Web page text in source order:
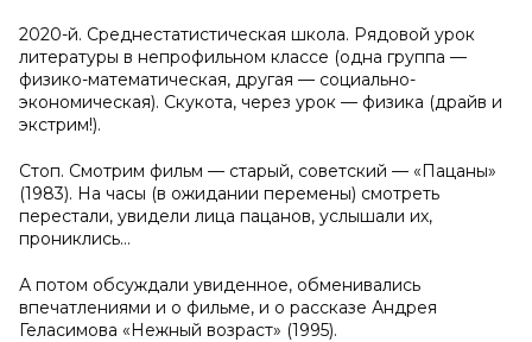
2020-й. Среднестатистическая школа. Рядовой урок
литературы в непрофильном классе (одна группа —
физико-математическая, другая — социально-
экономическая). Скукота, через урок — физика (драйв и
экстрим!).
Стоп. Смотрим фильм — старый, советский — «Пацаны»
(1983). На часы (в ожидании перемены) смотреть
перестали, увидели лица пацанов, услышали их,
прониклись…
А потом обсуждали увиденное, обменивались
впечатлениями и о фильме, и о рассказе Андрея
Геласимова «Нежный возраст» (1995).